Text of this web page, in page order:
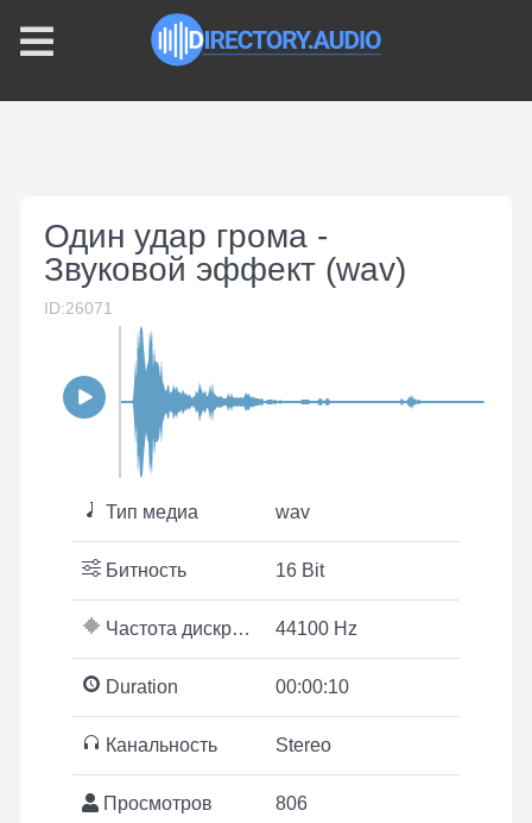
Один удар грома -
Звуковой эффект (wav)
ID:26071
Тип медиа wav
Битность 16 Bit
Частота дискретизации 44100 Hz
Duration 00:00:10
Канальность Stereo
Просмотров 806